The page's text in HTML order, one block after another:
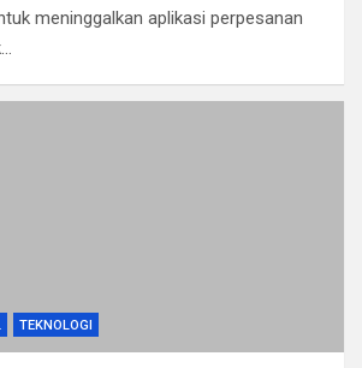
meninggalkan aplikasi perpesanan
TEKNOLOGI